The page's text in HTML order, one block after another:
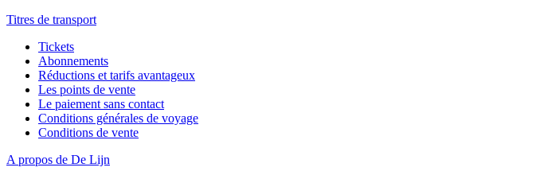
Titres de transport
Tickets
Abonnements
Réductions et tarifs avantageux
Les points de vente
Le paiement sans contact
Conditions générales de voyage
Conditions de vente
A propos de De Lijn